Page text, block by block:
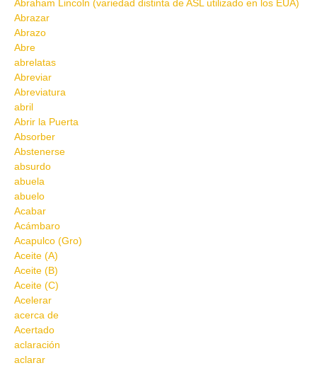
Abraham Lincoln (variedad distinta de ASL utilizado en los EUA)
Abrazar
Abrazo
Abre
abrelatas
Abreviar
Abreviatura
abril
Abrir la Puerta
Absorber
Abstenerse
absurdo
abuela
abuelo
Acabar
Acámbaro
Acapulco (Gro)
Aceite (A)
Aceite (B)
Aceite (C)
Acelerar
acerca de
Acertado
aclaración
aclarar